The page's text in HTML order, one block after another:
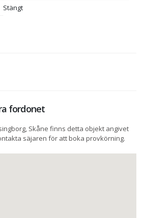
Stängt
fordonet
Skåne finns detta objekt angivet
säjaren för att boka provkörning.